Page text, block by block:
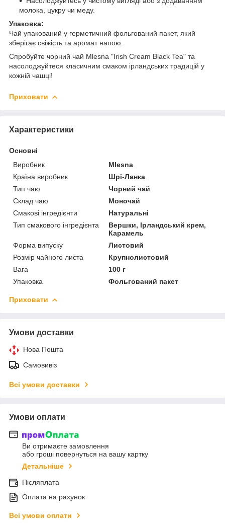
молока, цукру чи меду.
Упаковка:
Чай упакований у герметичний фольгований пакет, який
зберігає свіжість та аромат напою.
Спробуйте чорний чай Mlesna "Irish Cream Black Tea" та
насолоджуйтеся класичним смаком ірландських традицій у
кожній чашці!
Приховати
Характеристики
Основні
Виробник
Mlesna
Країна виробник
Шрі-Ланка
Тип чаю
Чорний чай
Склад чаю
Моночай
Смакові інгредієнти
Натуральні
Тип смакового інгредієнта
Вершки, Ірландський крем,
Карамель
Форма випуску
Листовий
Розмір чайного листа
Крупнолистовий
Вага
100 г
Упаковка
Фольгований пакет
Приховати
Умови доставки
Нова Пошта
Самовивіз
Всі умови доставки
Умови оплати
Ви отримаєте замовлення
або гроші повернуться на вашу картку
Детальніше
Післяплата
Оплата на рахунок
Всі умови оплати